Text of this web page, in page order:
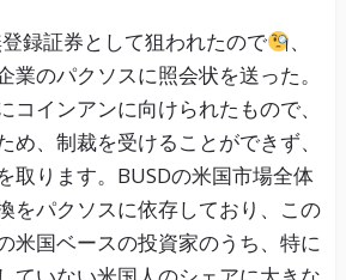
登録証券として狙われたので
、
業のパクソスに照会状を送った。
コインアンに向けられたもので、
め、制裁を受けることができず、
取ります。BUSDの米国市場全体
をパクソスに依存しており、この
米国ベースの投資家のうち、特に